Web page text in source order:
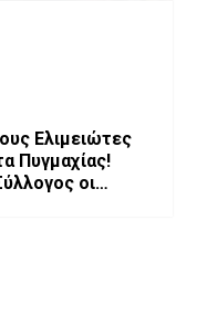
Ελιμειώτες
Πυγμαχίας!
οι